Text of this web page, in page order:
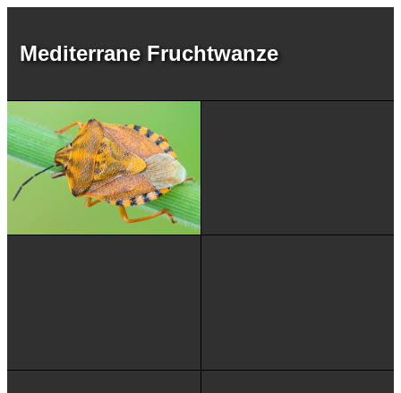
Mediterrane Fruchtwanze